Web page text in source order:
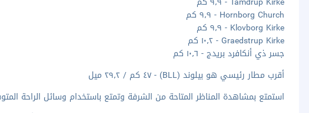
Hornborg Church - ٩٫٩ كم
Klovborg Kirke - ٩٫٩ كم
Graedstrup Kirke - ١٠٫٢ كم
جسر ذي أنكافرد بريدج - ١٠٫٦ كم
أقرب مطار رئيسي هو بيلوند (BLL) - ٤٧ كم / ٢٩٫٢ ميل
استمتع بمشاهدة المناظر المتاحة من الشرفة وتمتع باستخدام وسائل الراحة